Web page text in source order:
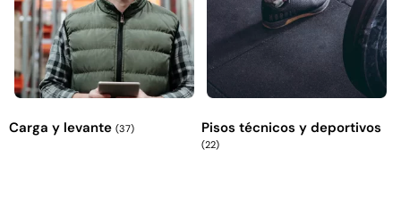
Carga y levante (37) Pisos técnicos y deportivos
(22)